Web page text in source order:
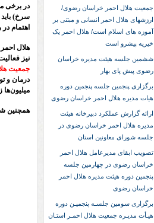
جمعیت هلال احمر خراسان رضوی/
ارزشهای هلال احمر انسانی و مبتنی بر
آموزه های اسلام است/ هلال احمر یک
خیریه پیشرو است
ششمین جلسه هیئت مدیره خراسان
رضوی پیش پای بهار
برگزاری پنجمین جلسه پنجمین دوره
هیات مدیره هلال احمر خراسان رضوی
ارائه گزارش عملکرد دبیرخانه هیئت
مدیره هلال احمر خراسان رضوی در
جلسه شورای معاونین استان
تصویب ابقای مدیرعامل هلال احمر
خراسان رضوی در چهارمین جلسه
پنجمین دوره هیئت مدیره هلال احمر
خراسان رضوی
برگزاری سومین جلسـه پنجمیـن دوره
هیـأت مدیـره جمعیت هلال احمـر استـان
در برخی
سرخ)
اهتمام
هلال
نیز
جمعیت
درمان و
میلیون‌ها
همچنین